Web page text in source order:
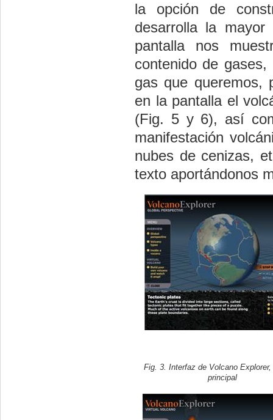
la opción de
desarrolla la
pantalla nos
contenido de
gas que queremos,
en la pantalla el
(Fig. 5 y 6), así
manifestación
nubes de cenizas,
texto aportándonos
Fig. 3. Interfaz de Volcano Explorer,
principal